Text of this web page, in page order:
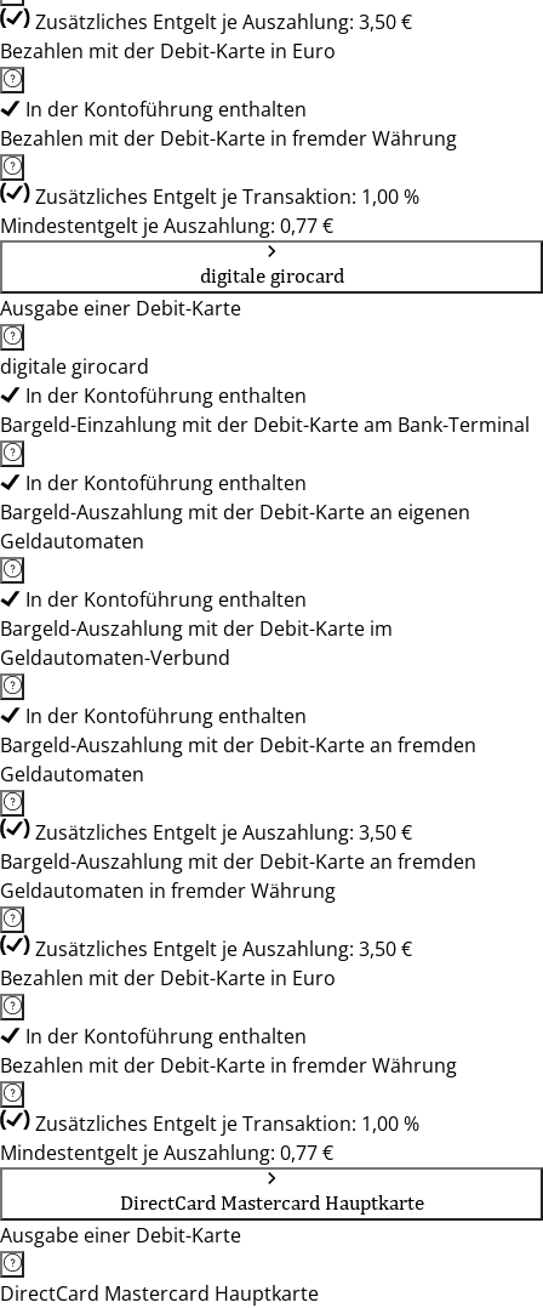
Zusätzliches Entgelt je Auszahlung: 3,50 €
Bezahlen mit der Debit-Karte in Euro
In der Kontoführung enthalten
Bezahlen mit der Debit-Karte in fremder Währung
Zusätzliches Entgelt je Transaktion: 1,00 %
Mindestentgelt je Auszahlung: 0,77 €
digitale girocard
Ausgabe einer Debit-Karte
digitale girocard
In der Kontoführung enthalten
Bargeld-Einzahlung mit der Debit-Karte am Bank-Terminal
In der Kontoführung enthalten
Bargeld-Auszahlung mit der Debit-Karte an eigenen
Geldautomaten
In der Kontoführung enthalten
Bargeld-Auszahlung mit der Debit-Karte im
Geldautomaten-Verbund
In der Kontoführung enthalten
Bargeld-Auszahlung mit der Debit-Karte an fremden
Geldautomaten
Zusätzliches Entgelt je Auszahlung: 3,50 €
Bargeld-Auszahlung mit der Debit-Karte an fremden
Geldautomaten in fremder Währung
Zusätzliches Entgelt je Auszahlung: 3,50 €
Bezahlen mit der Debit-Karte in Euro
In der Kontoführung enthalten
Bezahlen mit der Debit-Karte in fremder Währung
Zusätzliches Entgelt je Transaktion: 1,00 %
Mindestentgelt je Auszahlung: 0,77 €
DirectCard Mastercard Hauptkarte
Ausgabe einer Debit-Karte
DirectCard Mastercard Hauptkarte